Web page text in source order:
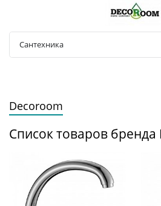
Сантехника
Decoroom
Список товаров